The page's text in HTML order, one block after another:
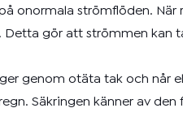
onormala strömflöden.
gör att strömmen kan
genom otäta tak och
Säkringen känner av